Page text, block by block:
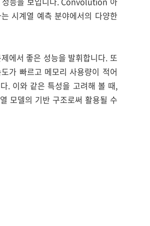
시계열 예측 분야에서의 다양한
에서 좋은 성능을 발휘합니다. 또
가 빠르고 메모리 사용량이 적어
. 이와 같은 특성을 고려해 볼 때,
모델의 기반 구조로써 활용될 수